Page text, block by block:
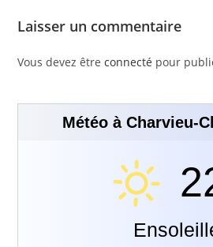
Laisser un commentaire
Vous devez êtreconnecté pour
Météo à Charvieu-